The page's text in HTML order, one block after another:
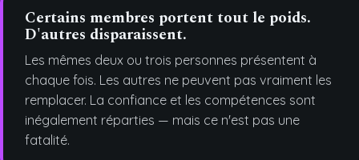
Certains membres portent tout le poids.
D'autres disparaissent.
Les mêmes deux ou trois personnes présentent à
chaque fois. Les autres ne peuvent pas vraiment les
remplacer. La confiance et les compétences sont
inégalement réparties — mais ce n'est pas une
fatalité.